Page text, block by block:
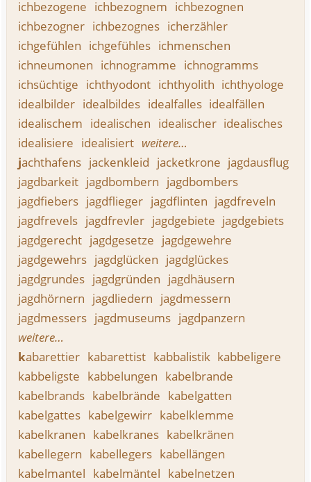
ichbezogene ichbezognem ichbezognen
ichbezogner ichbezognes icherzähler
ichgefühlen ichgefühles ichmenschen
ichneumonen ichnogramme ichnogramms
ichsüchtige ichthyodont ichthyolith ichthyologe
idealbilder idealbildes idealfalles idealfällen
idealischem idealischen idealischer idealisches
idealisiere idealisiert weitere…
jachthafens jackenkleid jacketkrone jagdausflug
jagdbarkeit jagdbombern jagdbombers
jagdfiebers jagdflieger jagdflinten jagdfreveln
jagdfrevels jagdfrevler jagdgebiete jagdgebiets
jagdgerecht jagdgesetze jagdgewehre
jagdgewehrs jagdglücken jagdglückes
jagdgrundes jagdgründen jagdhäusern
jagdhörnern jagdliedern jagdmessern
jagdmessers jagdmuseums jagdpanzern
weitere…
kabarettier kabarettist kabbalistik kabbeligere
kabbeligste kabbelungen kabelbrande
kabelbrands kabelbrände kabelgatten
kabelgattes kabelgewirr kabelklemme
kabelkranen kabelkranes kabelkränen
kabellegern kabellegers kabellängen
kabelmantel kabelmäntel kabelnetzen